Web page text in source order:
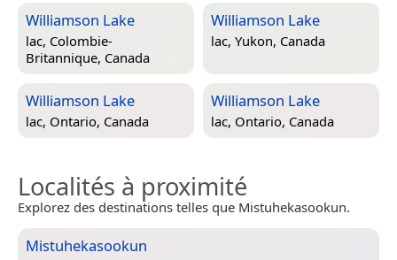
Williamson Lake
lac, Colombie-
Britannique, Canada
Williamson Lake
lac, Yukon, Canada
Williamson Lake
lac, Ontario, Canada
Williamson Lake
lac, Ontario, Canada
Localités à proximité
Explorez des destinations telles que Mistuhekasookun.
Mistuhekasookun